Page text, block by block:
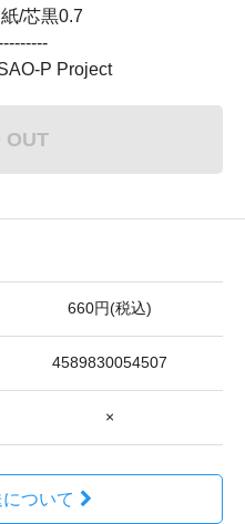
/芯黒0.7
P Project
OUT
660円(税込)
4589830054507
×
ついて